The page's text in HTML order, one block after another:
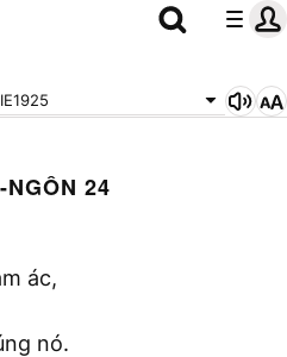
NGÔN 24
ác,
nó.